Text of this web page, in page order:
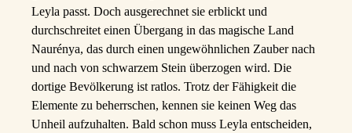
Leyla passt. Doch ausgerechnet sie erblickt und
durchschreitet einen Übergang in das magische Land
Naurénya, das durch einen ungewöhnlichen Zauber nach
und nach von schwarzem Stein überzogen wird. Die
dortige Bevölkerung ist ratlos. Trotz der Fähigkeit die
Elemente zu beherrschen, kennen sie keinen Weg das
Unheil aufzuhalten. Bald schon muss Leyla entscheiden,